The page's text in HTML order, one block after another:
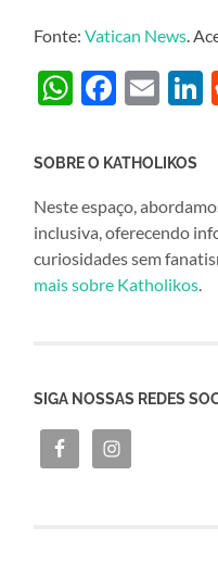
Fonte:Vatican News.
SOBRE O KATHOLIKOS
Neste espaço,
inclusiva, oferecendo
curiosidades sem
mais sobre Katholikos.
SIGA NOSSAS REDES